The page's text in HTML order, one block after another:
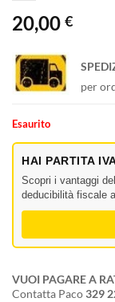
20,00 €
per
Esaurito
HAI PARTITA
Scopri i vantaggi del
deducibilità fiscale
VUOI PAGARE A
Contatta Paco329